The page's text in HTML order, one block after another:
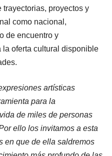
proyectos y
como nacional,
de encuentro y
oferta cultural disponible
artísticas
para la
de miles de personas
ello los invitamos a esta
en que de ella saldremos